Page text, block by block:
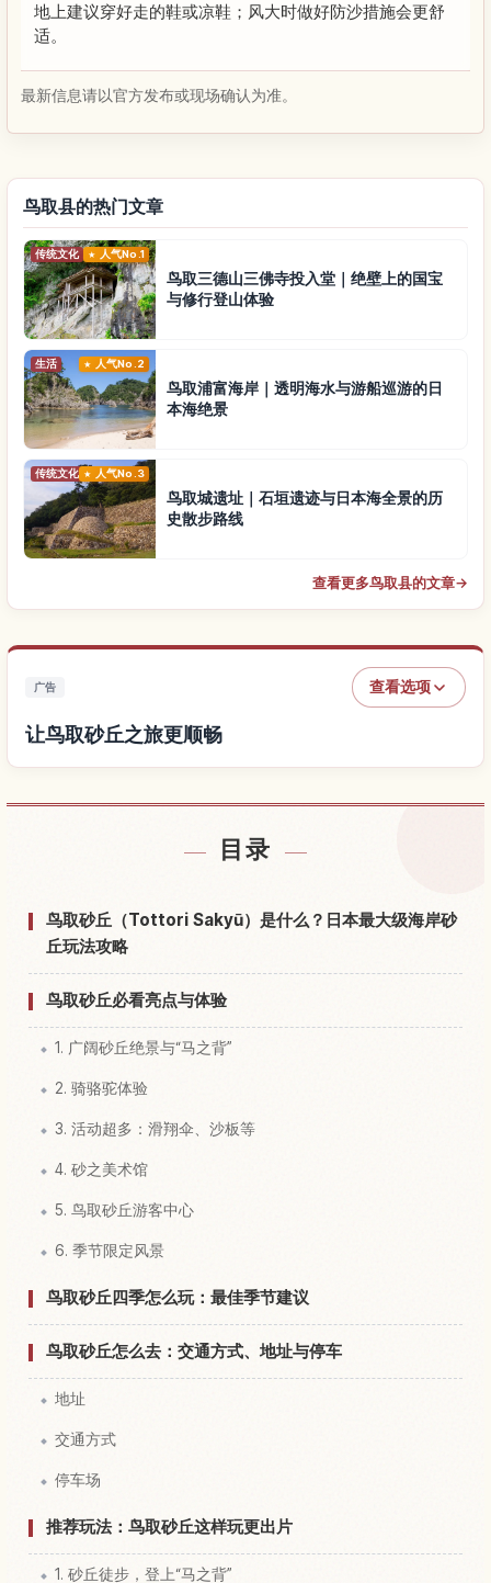
地上建议穿好走的鞋或凉鞋；风大时做好防沙措施会更舒
适。
最新信息请以官方发布或现场确认为准。
鸟取县的热门文章
传统文化 人气No.1
鸟取三德山三佛寺投入堂｜绝壁上的国宝
与修行登山体验
生活 人气No.2
鸟取浦富海岸｜透明海水与游船巡游的日
本海绝景
传统文化 人气No.3
鸟取城遗址｜石垣遗迹与日本海全景的历
史散步路线
查看更多鸟取县的文章→
广告 查看选项
让鸟取砂丘之旅更顺畅
目录
鸟取砂丘（Tottori Sakyū）是什么？日本最大级海岸砂
丘玩法攻略
鸟取砂丘必看亮点与体验
1. 广阔砂丘绝景与“马之背”
2. 骑骆驼体验
3. 活动超多：滑翔伞、沙板等
4. 砂之美术馆
5. 鸟取砂丘游客中心
6. 季节限定风景
鸟取砂丘四季怎么玩：最佳季节建议
鸟取砂丘怎么去：交通方式、地址与停车
地址
交通方式
停车场
推荐玩法：鸟取砂丘这样玩更出片
1. 砂丘徒步，登上“马之背”